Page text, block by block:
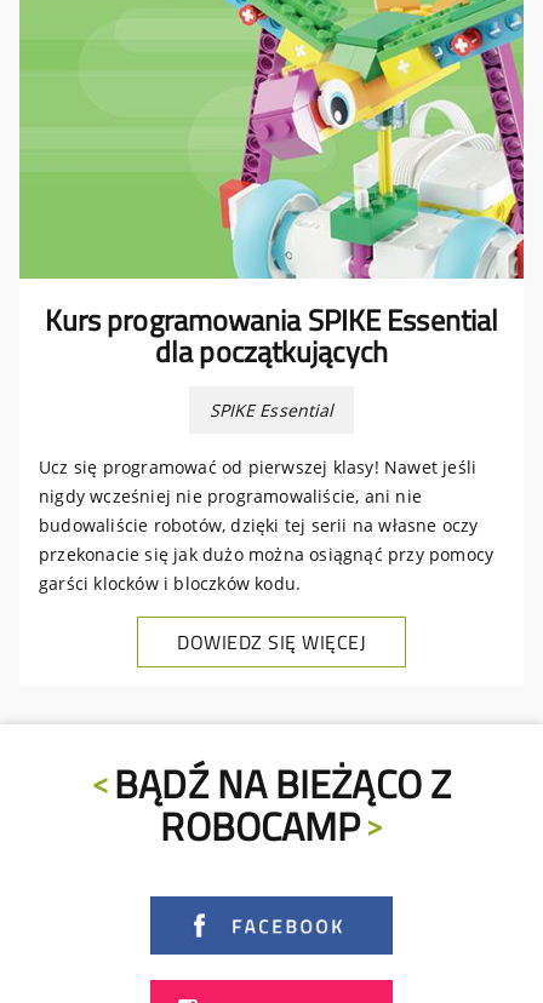
Kurs programowania SPIKE Essential
dla początkujących
SPIKE Essential
Ucz się programować od pierwszej klasy! Nawet jeśli
nigdy wcześniej nie programowaliście, ani nie
budowaliście robotów, dzięki tej serii na własne oczy
przekonacie się jak dużo można osiągnąć przy pomocy
garści klocków i bloczków kodu.
DOWIEDZ SIĘ WIĘCEJ
BĄDŹ NA BIEŻĄCO Z
ROBOCAMP